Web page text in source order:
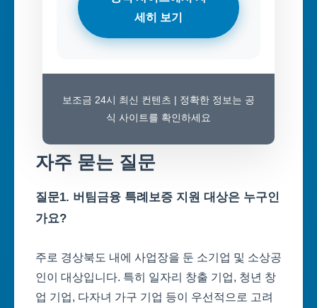
세히 보기
보조금 24시 최신 컨텐츠 | 정확한 정보는 공
식 사이트를 확인하세요
자주 묻는 질문
질문1. 버팀금융 특례보증 지원 대상은 누구인
가요?
주로 경상북도 내에 사업장을 둔 소기업 및 소상공
인이 대상입니다. 특히 일자리 창출 기업, 청년 창
업 기업, 다자녀 가구 기업 등이 우선적으로 고려